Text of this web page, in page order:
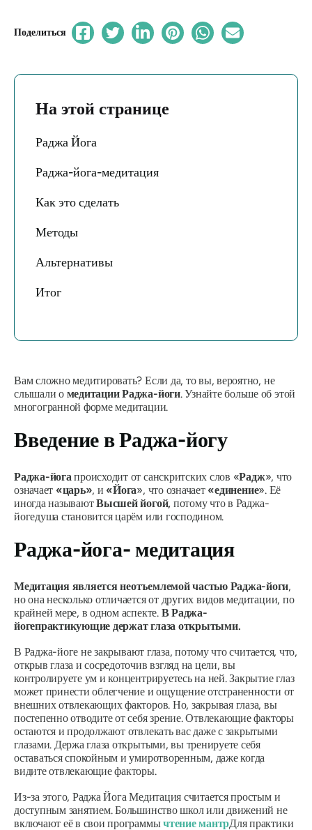
Поделиться
На этой странице
Раджа Йога
Раджа-йога-медитация
Как это сделать
Методы
Альтернативы
Итог
Вам сложно медитировать? Если да, то вы, вероятно, не
слышали о медитации Раджа-йоги. Узнайте больше об этой
многогранной форме медитации.
Введение вРаджа-йогу
Раджа-йогапроисходит от санскритских слов «Радж», что
означает «царь», и «Йога», что означает «единение». Её
иногда называютВысшей йогой, потому что в Раджа-
йогедуша становится царём или господином.
Раджа-йога-медитация
Медитация является неотъемлемой частью Раджа-йоги,
но она несколько отличается от других видов медитации, по
крайней мере, в одном аспекте. ВРаджа-
йогепрактикующие держат глаза открытыми.
В Раджа-йоге не закрывают глаза, потому что считается, что,
открыв глаза и сосредоточив взгляд на цели, вы
контролируете ум и концентрируетесь на ней. Закрытие глаз
может принести облегчение и ощущение отстраненности от
внешних отвлекающих факторов. Но, закрывая глаза, вы
постепенно отводите от себя зрение. Отвлекающие факторы
остаются и продолжают отвлекать вас даже с закрытыми
глазами. Держа глаза открытыми, вы тренируете себя
оставаться спокойным и умиротворенным, даже когда
видите отвлекающие факторы.
Из-за этого, Раджа ЙогаМедитация считается простым и
доступным занятием. Большинство школ или движений не
включают её в свои программычтение мантрДля практики